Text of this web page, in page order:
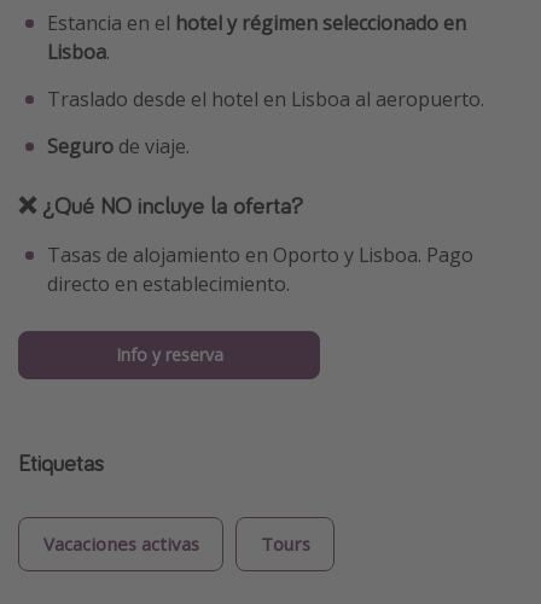
Estancia en el hotel y régimen seleccionado en
Lisboa.
Traslado desde el hotel en Lisboa al aeropuerto.
Seguro de viaje.
❌ ¿Qué NO incluye la oferta?
Tasas de alojamiento en Oporto y Lisboa. Pago
directo en establecimiento.
Info y reserva
Etiquetas
Vacaciones activas Tours